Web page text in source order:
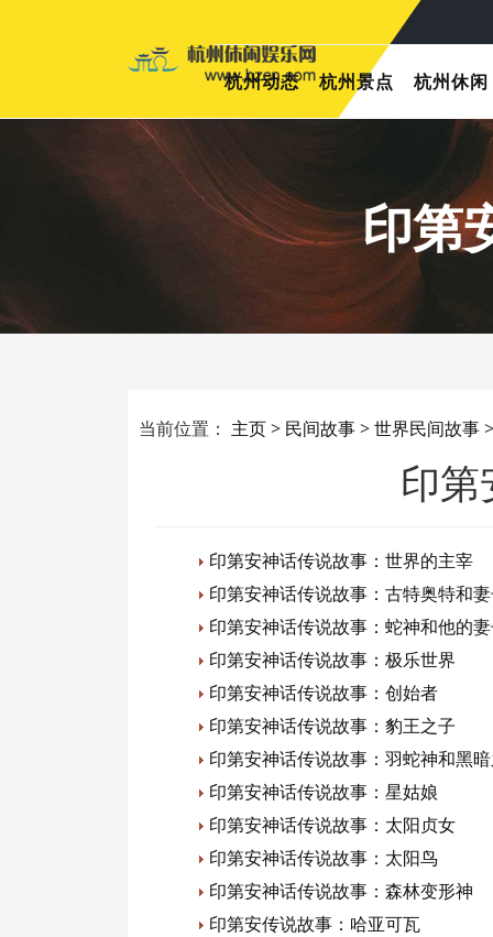
杭州动态 杭州景点 杭州休闲
印第
当前位置： 主页> 民间故事>世界民间故事
印
印第安神话传说故事：世界的主宰
印第安神话传说故事：古特奥特和
印第安神话传说故事：蛇神和他的
印第安神话传说故事：极乐世界
印第安神话传说故事：创始者
印第安神话传说故事：豹王之子
印第安神话传说故事：羽蛇神和黑
印第安神话传说故事：星姑娘
印第安神话传说故事：太阳贞女
印第安神话传说故事：太阳鸟
印第安神话传说故事：森林变形神
印第安传说故事：哈亚可瓦